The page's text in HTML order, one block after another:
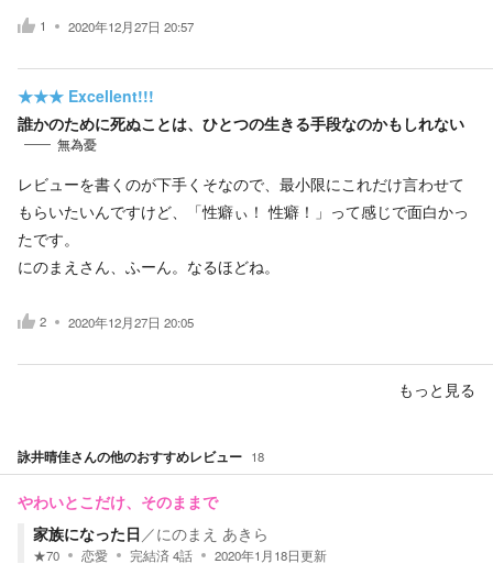
1 2020年12月27日 20:57
★★★ Excellent!!!
誰かのために死ぬことは、ひとつの生きる手段なのかもしれない
無為憂
レビューを書くのが下手くそなので、最小限にこれだけ言わせて
もらいたいんですけど、「性癖ぃ！ 性癖！」って感じで面白かっ
たです。
にのまえさん、ふーん。なるほどね。
2 2020年12月27日 20:05
もっと見る
詠井晴佳さんの他のおすすめレビュー 18
やわいとこだけ、そのままで
家族になった日 ／にのまえ あきら
★70 恋愛 完結済4話 2020年1月18日更新